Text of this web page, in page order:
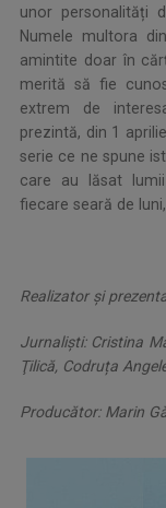
unor personalități
Numele multora
amintite doar în
merită să fie
extrem de
prezintă, din 1
serie ce ne spune
care au lăsat
fiecare seară de
Realizator și
Jurnaliști: Cristina
Ţilică, Codruța
Producător: Marin